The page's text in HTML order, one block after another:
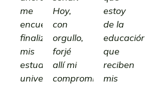
me
encuentro
finalizando
mis
estudios
universitarios.
Hoy,
con
orgullo,
forjé
allí mi
compromiso
estoy
de la
educación
que
reciben
mis